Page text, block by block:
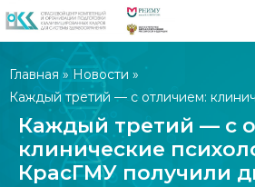
Главная » Новости »
Каждый третий — с отличием:
КрасГМУ получили дипломы
Каждый третий — с
клинические
КрасГМУ получили